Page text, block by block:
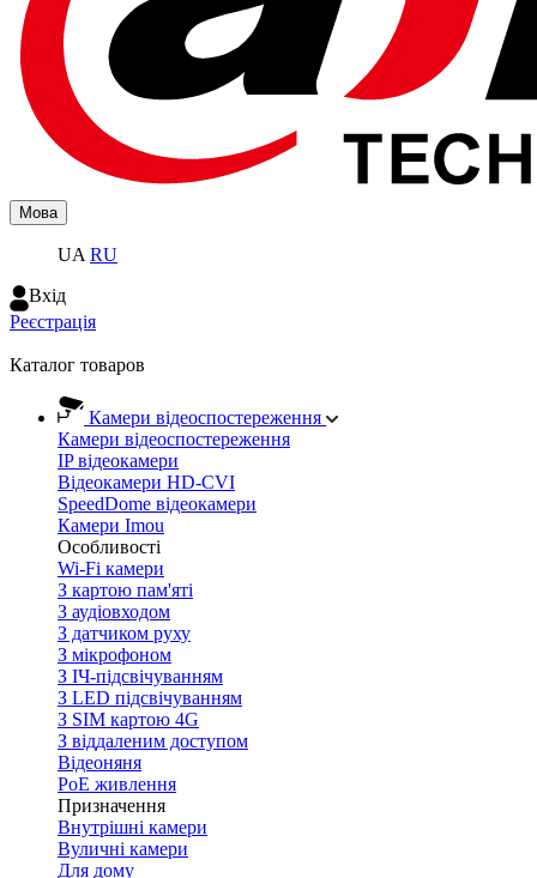
Мова
UA RU
Вхiд
Реєстрація
Каталог товаров
Камери відеоспостереження
Камери відеоспостереження
IP відеокамери
Відеокамери HD-CVI
SpeedDome відеокамери
Камери Imou
Особливості
Wi-Fi камери
З картою пам'яті
З аудіовходом
З датчиком руху
З мікрофоном
З ІЧ-підсвічуванням
З LED підсвічуванням
З SIM картою 4G
З віддаленим доступом
Відеоняня
PoE живлення
Призначення
Внутрішні камери
Вуличні камери
Для дому